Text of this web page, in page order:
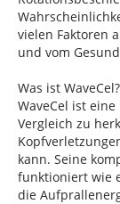
vielen Faktoren
und vom
Was ist WaveCel?
WaveCel ist
Vergleich zu
kann. Seine
funktioniert wie
die